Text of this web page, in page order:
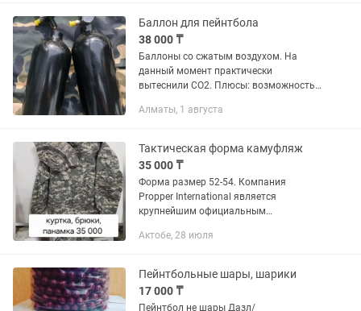
Баллон для пейнтбола
38 000 ₸
Баллоны со сжатым воздухом. На
данный момент практически
вытеснили СО2. Плюсы: возможность
колебания давления сжатого воздуха
Алматы, 1 августа
Тактическая форма камуфляж
35 000 ₸
Форма размер 52-54. Компания
Propper International является
крупнейшим официальным
тактического и правоохранительного
Америки, что...
Актобе, 28 июля
Пейнтбольные шары, шарики
17 000 ₸
Пейнтбол не шары Дазл/